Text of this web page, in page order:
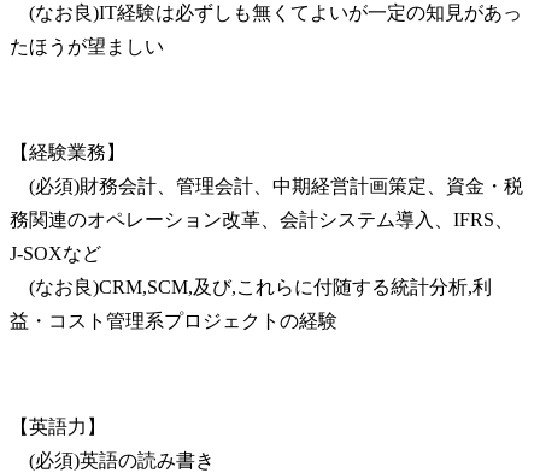
(なお良)IT経験は必ずしも無くてよいが一定の知見があっ
たほうが望ましい
【経験業務】
(必須)財務会計、管理会計、中期経営計画策定、資金・税
務関連のオペレーション改革、会計システム導入、IFRS、
J-SOXなど
(なお良)CRM,SCM,及び,これらに付随する統計分析,利
益・コスト管理系プロジェクトの経験
【英語力】
(必須)英語の読み書き